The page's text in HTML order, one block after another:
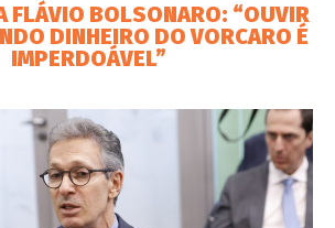
FLÁVIO BOLSONARO: “OUVIR
DINHEIRO DO VORCARO É
IMPERDOÁVEL”